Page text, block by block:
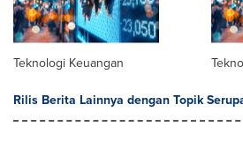
Teknologi Keuangan
Rilis Berita Lainnya dengan Topik